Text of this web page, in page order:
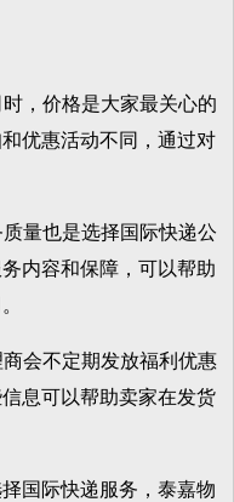
，价格是大家最关心的
优惠活动不同，通过对
量也是选择国际快递公
内容和保障，可以帮助
会不定期发放福利优惠
息可以帮助卖家在发货
国际快递服务，泰嘉物